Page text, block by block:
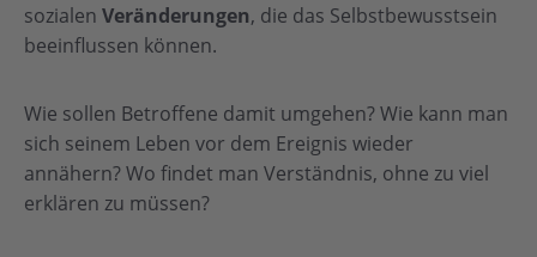
sozialen Veränderungen, die das Selbstbewusstsein
beeinflussen können.
Wie sollen Betroffene damit umgehen? Wie kann man
sich seinem Leben vor dem Ereignis wieder
annähern? Wo findet man Verständnis, ohne zu viel
erklären zu müssen?